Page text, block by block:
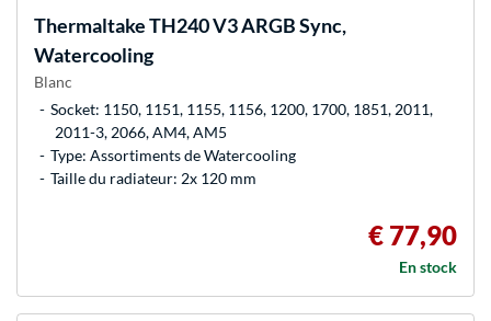
ThermaltakeTH240 V3 ARGB Sync,
Watercooling
Blanc
Socket: 1150, 1151, 1155, 1156, 1200, 1700, 1851, 2011,
2011-3, 2066, AM4, AM5
Type: Assortiments de Watercooling
Taille du radiateur: 2x 120 mm
€ 77,90
En stock